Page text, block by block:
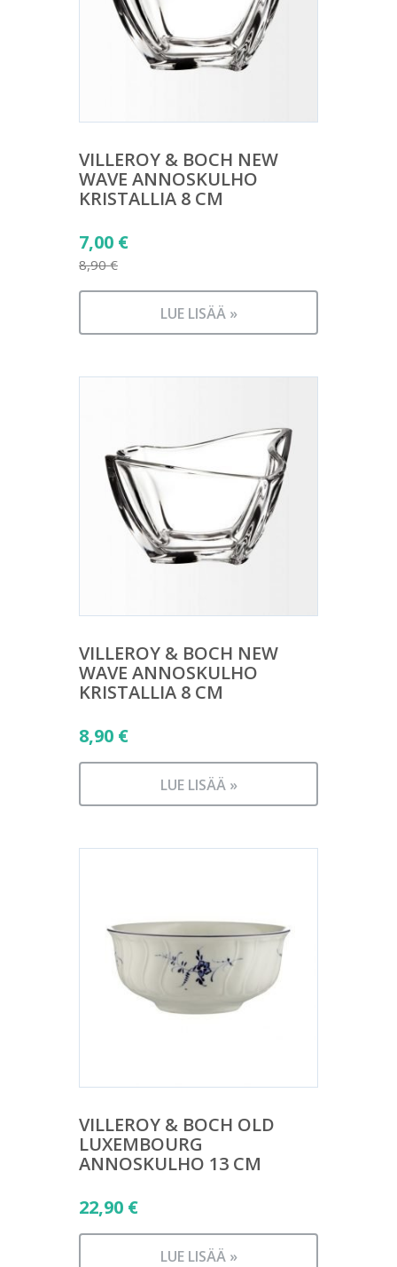
VILLEROY & BOCH NEW
WAVE ANNOSKULHO
KRISTALLIA 8 CM
8,90€
Alkuperäinen
hinta
oli:
7,00 €
Nykyinen
on:
LUE LISÄÄ »
VILLEROY & BOCH NEW
WAVE ANNOSKULHO
KRISTALLIA 8 CM
8,90 €
LUE LISÄÄ »
VILLEROY & BOCH OLD
LUXEMBOURG
ANNOSKULHO 13 CM
22,90 €
LUE LISÄÄ »